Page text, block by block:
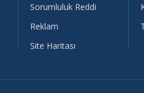
Sorumluluk Reddi
Reklam
Site Haritası